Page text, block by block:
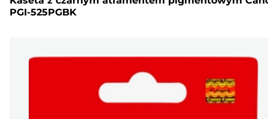
PGI-525PGBK